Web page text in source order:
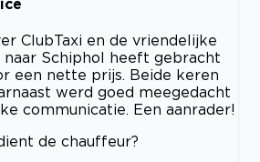
ClubTaxi en de vriendelijke
naar Schiphol heeft gebracht
een nette prijs. Beide keren
werd goed meegedacht
communicatie. Een aanrader!
de chauffeur?